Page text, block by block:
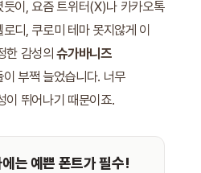
이, 요즘 트위터(X)나 카카오톡
디, 쿠로미 테마 못지않게 이
한 감성의슈가바니즈
부쩍 늘었습니다. 너무
이 뛰어나기 때문이죠.
는 예쁜 폰트가 필수!